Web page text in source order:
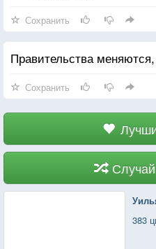
Сохранить
Правительства
Сохранить
383